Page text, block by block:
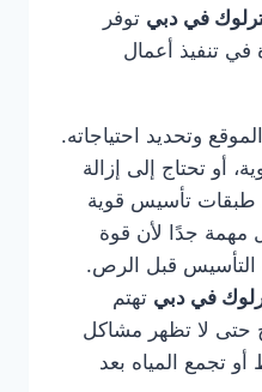
في دبي توفر
في تنفيذ أعمال
وتحديد احتياجاته.
أو تحتاج إلى إزالة
طبقات تأسيس قوية
مهمة جدًا لأن قوة
التأسيس قبل الرص.
في دبي تهتم
حتى لا تظهر مشاكل
تجمع المياه بعد